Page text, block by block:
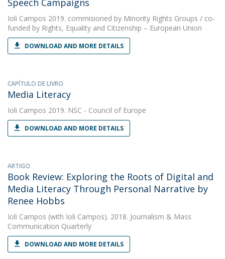
Speech Campaigns
Ioli Campos 2019. commisioned by Minority Rights Groups / co-
funded by Rights, Equality and Citizenship – European Union
DOWNLOAD AND MORE DETAILS
CAPÍTULO DE LIVRO
Media Literacy
Ioli Campos 2019. NSC - Council of Europe
DOWNLOAD AND MORE DETAILS
ARTIGO
Book Review: Exploring the Roots of Digital and
Media Literacy Through Personal Narrative by
Renee Hobbs
Ioli Campos (with Ioli Campos). 2018. Journalism & Mass
Communication Quarterly
DOWNLOAD AND MORE DETAILS